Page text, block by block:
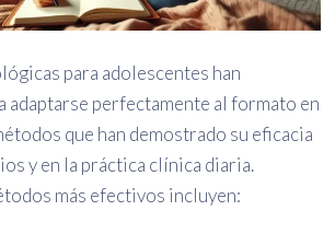
para adolescentes han
adaptarse perfectamente al formato en
que han demostrado su eficacia
y en la práctica clínica diaria.
más efectivos incluyen: